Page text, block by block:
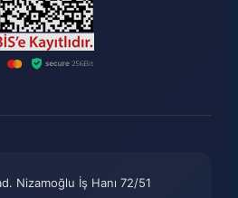
Nizamoğlu İş Hanı 72/51